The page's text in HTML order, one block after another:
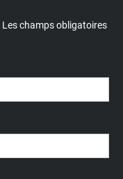
Les champs obligatoires